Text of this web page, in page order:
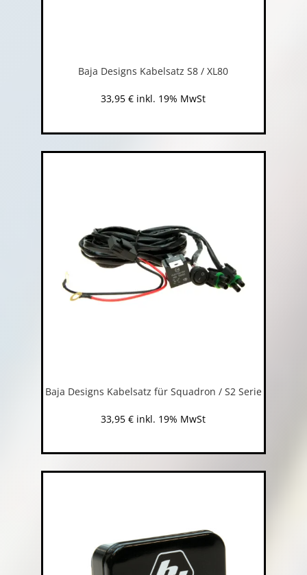
Baja Designs Kabelsatz S8 / XL80
33,95€ inkl. 19% MwSt
Baja Designs Kabelsatz für Squadron / S2 Serie
33,95€ inkl. 19% MwSt